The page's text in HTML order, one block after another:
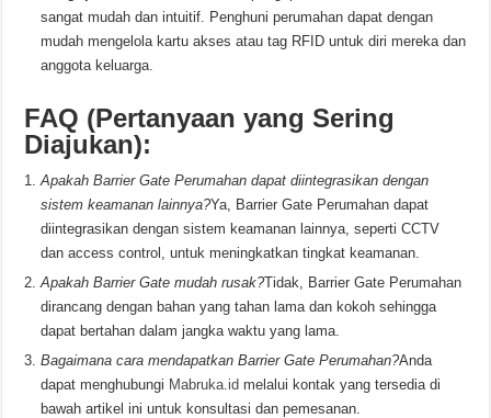
sangat mudah dan intuitif. Penghuni perumahan dapat dengan
mudah mengelola kartu akses atau tag RFID untuk diri mereka dan
anggota keluarga.
FAQ (Pertanyaan yang Sering
Diajukan):
Apakah Barrier Gate Perumahan dapat diintegrasikan dengan
sistem keamanan lainnya?Ya, Barrier Gate Perumahan dapat
diintegrasikan dengan sistem keamanan lainnya, seperti CCTV
dan access control, untuk meningkatkan tingkat keamanan.
Apakah Barrier Gate mudah rusak?Tidak, Barrier Gate Perumahan
dirancang dengan bahan yang tahan lama dan kokoh sehingga
dapat bertahan dalam jangka waktu yang lama.
Bagaimana cara mendapatkan Barrier Gate Perumahan?Anda
dapat menghubungi Mabruka.id melalui kontak yang tersedia di
bawah artikel ini untuk konsultasi dan pemesanan.